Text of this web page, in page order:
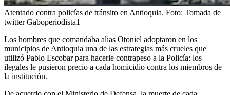
Atentado contra policías de tránsito en Antioquia. Foto: Tomada de
twitter Gaboperiodista1
Los hombres que comandaba alias Otoniel adoptaron en los
municipios de Antioquia una de las estrategias más crueles que
utilizó Pablo Escobar para hacerle contrapeso a la Policía: los
ilegales le pusieron precio a cada homicidio contra los miembros de
la institución.